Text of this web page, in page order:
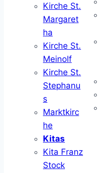
Kirche St.
Margaret
ha
Kirche St.
Meinolf
Kirche St.
Stephanu
s
Marktkirc
he
Kitas
Kita Franz
Stock